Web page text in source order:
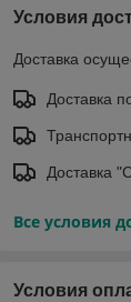
Условия
Доставка
Доставка
Доставка
Все условия
Условия